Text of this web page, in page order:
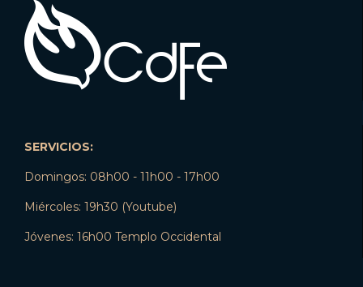
SERVICIOS:
Domingos: 08h00 - 11h00 - 17h00
Miércoles: 19h30 (Youtube)
Jóvenes: 16h00 Templo Occidental